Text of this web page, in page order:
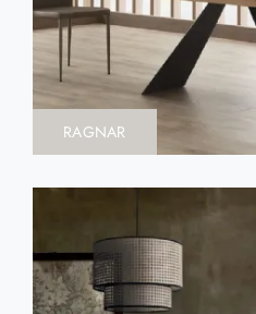
RAGNAR